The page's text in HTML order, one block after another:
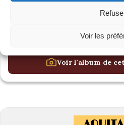
Voir les
Voir l'album de